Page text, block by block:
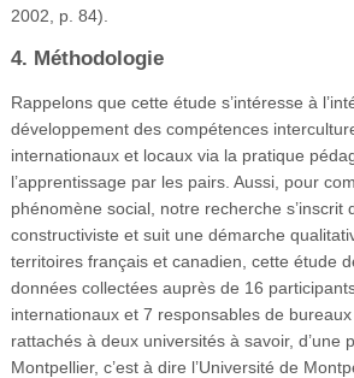
2002, p. 84).
4. Méthodologie
Rappelons que cette étude s’intéresse à
développement des compétences
internationaux et locaux via la pratique
l’apprentissage par les pairs. Aussi, pour
phénomène social, notre recherche s’inscrit
constructiviste et suit une démarche
territoires français et canadien, cette étude
données collectées auprès de 16
internationaux et 7 responsables de
rattachés à deux universités à savoir, d’une
Montpellier, c’est à dire l’Université de